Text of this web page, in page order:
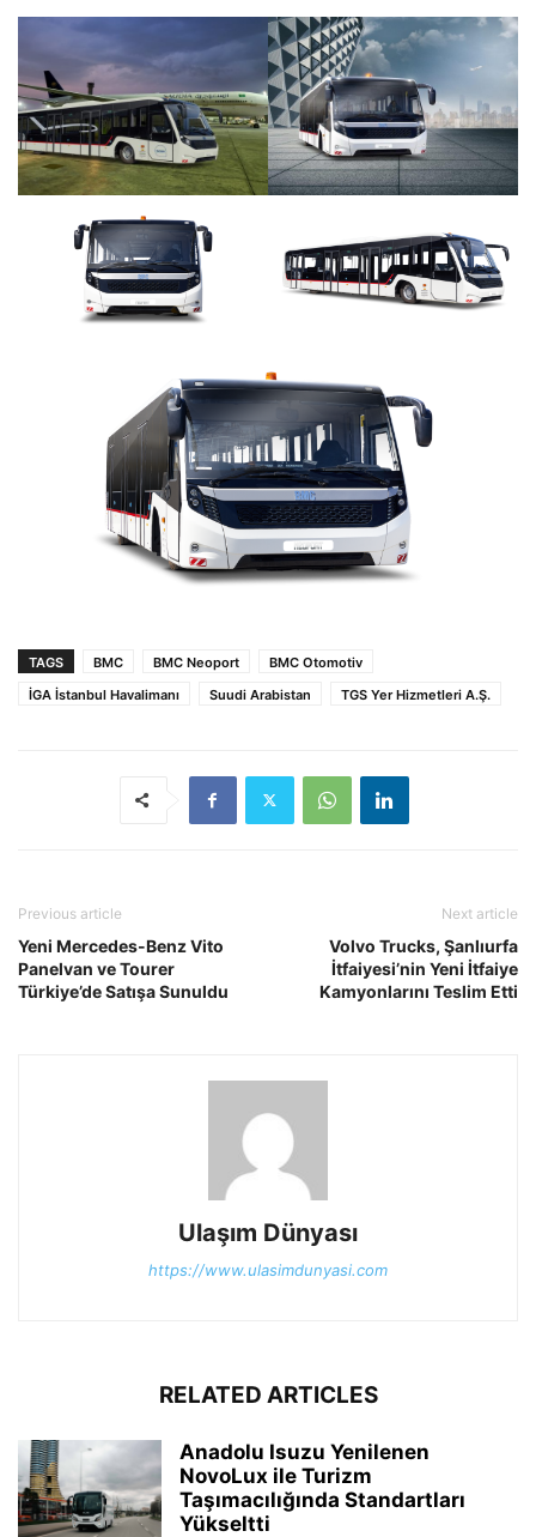
TAGS BMC BMC Neoport
BMC Otomotiv
İGA İstanbul Havalimanı
Suudi Arabistan TGS Yer Hizmetleri A.Ş.
Previous article
Yeni Mercedes-Benz Vito
Panelvan ve Tourer
Türkiye’de Satışa Sunuldu
Next article
Volvo Trucks, Şanlıurfa
İtfaiyesi’nin Yeni İtfaiye
Kamyonlarını Teslim Etti
Ulaşım Dünyası
https://www.ulasimdunyasi.com
RELATED ARTICLES
Anadolu Isuzu Yenilenen
NovoLux ile Turizm
Taşımacılığında Standartları
Yükseltti